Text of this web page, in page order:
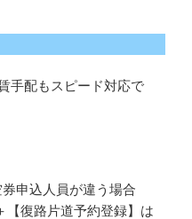
手配もスピード対応で
申込人員が違う場合
【復路片道予約登録】は